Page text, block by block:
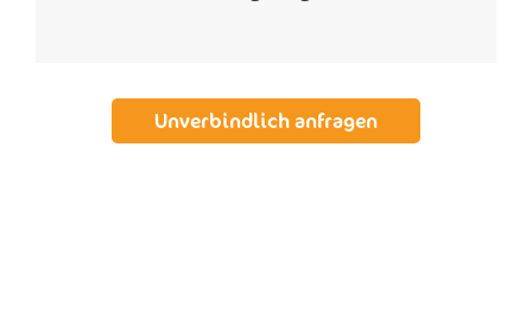
Unverbindlich anfragen